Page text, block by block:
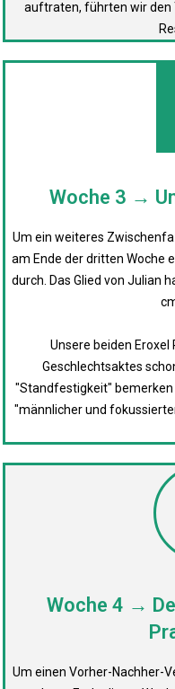
auftraten, führten wir den
Woche 3 →
Um ein weiteres
am Ende der dritten Woche
durch. Das Glied von Julian
Unsere beiden
Geschlechtsaktes
"Standfestigkeit"
"männlicher und
Woche 4 →
Um einen Vorher-Nachher-